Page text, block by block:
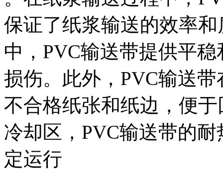
保证了纸浆输送的效率
中，PVC输送带提供平
损伤。此外，PVC输送
不合格纸张和纸边，便
冷却区，PVC输送带的
定运行